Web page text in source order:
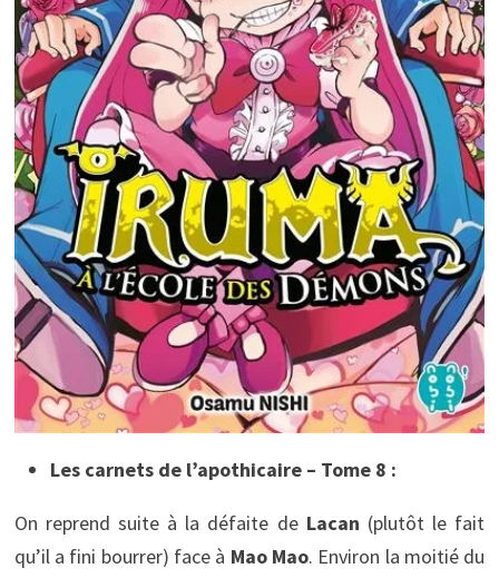
Les carnets de l’apothicaire – Tome 8 :
On reprend suite à la défaite de Lacan (plutôt le fait
qu’il a fini bourrer) face à Mao Mao. Environ la moitié du